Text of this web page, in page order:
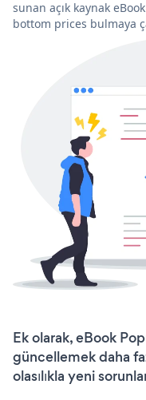
sunan açık kaynak
bottom prices bulmaya
Ek olarak, eBook
güncellemek daha
olasılıkla yeni